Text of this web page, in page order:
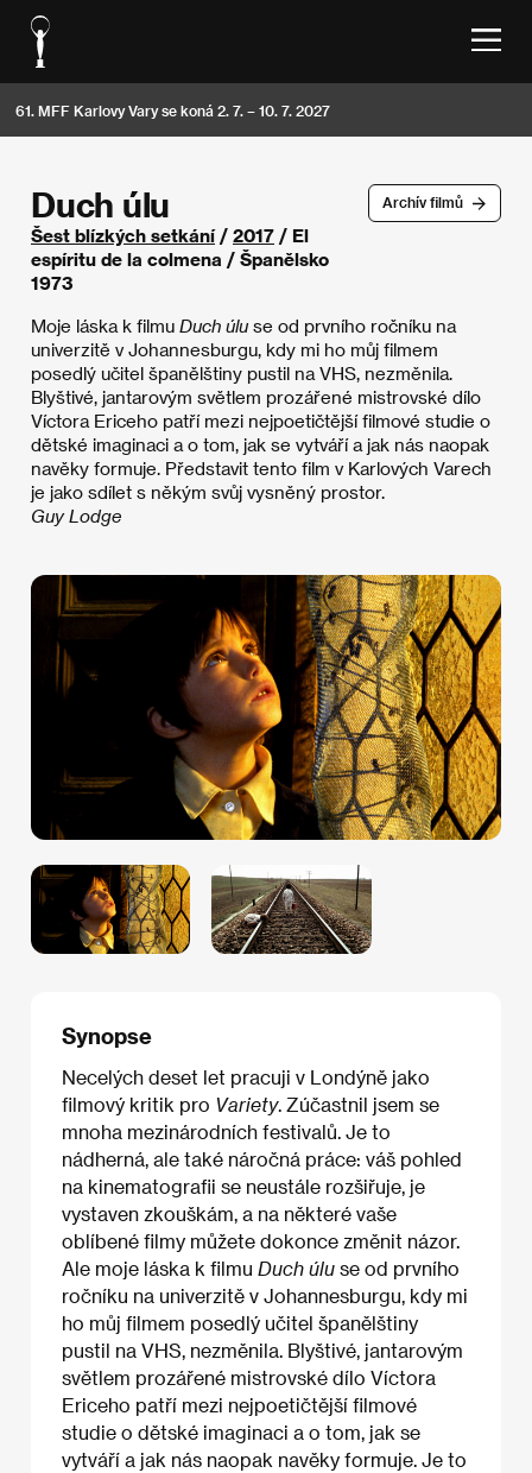
61. MFF Karlovy Vary se koná 2. 7. – 10. 7. 2027
Archív filmů
Duch úlu
Šest blízkých setkání/ 2017 / El
espíritu de la colmena / Španělsko
1973
Moje láska k filmu Duch úlu se od prvního ročníku na
univerzitě v Johannesburgu, kdy mi ho můj filmem
posedlý učitel španělštiny pustil na VHS, nezměnila.
Blyštivé, jantarovým světlem prozářené mistrovské dílo
Víctora Ericeho patří mezi nejpoetičtější filmové studie o
dětské imaginaci a o tom, jak se vytváří a jak nás naopak
navěky formuje. Představit tento film v Karlových Varech
je jako sdílet s někým svůj vysněný prostor.
Guy Lodge
Synopse
Necelých deset let pracuji v Londýně jako
filmový kritik pro Variety. Zúčastnil jsem se
mnoha mezinárodních festivalů. Je to
nádherná, ale také náročná práce: váš pohled
na kinematografii se neustále rozšiřuje, je
vystaven zkouškám, a na některé vaše
oblíbené filmy můžete dokonce změnit názor.
Ale moje láska k filmu Duch úlu se od prvního
ročníku na univerzitě v Johannesburgu, kdy mi
ho můj filmem posedlý učitel španělštiny
pustil na VHS, nezměnila. Blyštivé, jantarovým
světlem prozářené mistrovské dílo Víctora
Ericeho patří mezi nejpoetičtější filmové
studie o dětské imaginaci a o tom, jak se
vytváří a jak nás naopak navěky formuje. Je to